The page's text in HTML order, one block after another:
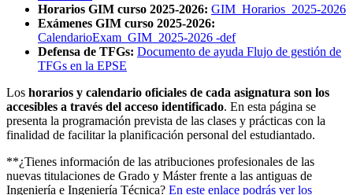
Horarios GIM curso 2025-2026: GIM_Horarios_2025-2026
Exámenes GIM curso 2025-2026:
CalendarioExam_GIM_2025-2026 -def
Defensa de TFGs: Documento de ayuda Flujo de gestión de
TFGs en la EPSE
Los horarios y calendario oficiales de cada asignatura son los
accesibles a través del acceso identificado. En esta página se
presenta la programación prevista de las clases y prácticas con la
finalidad de facilitar la planificación personal del estudiantado.
**¿Tienes información de las atribuciones profesionales de las
nuevas titulaciones de Grado y Máster frente a las antiguas de
Ingeniería e Ingeniería Técnica? En este enlace podrás ver los